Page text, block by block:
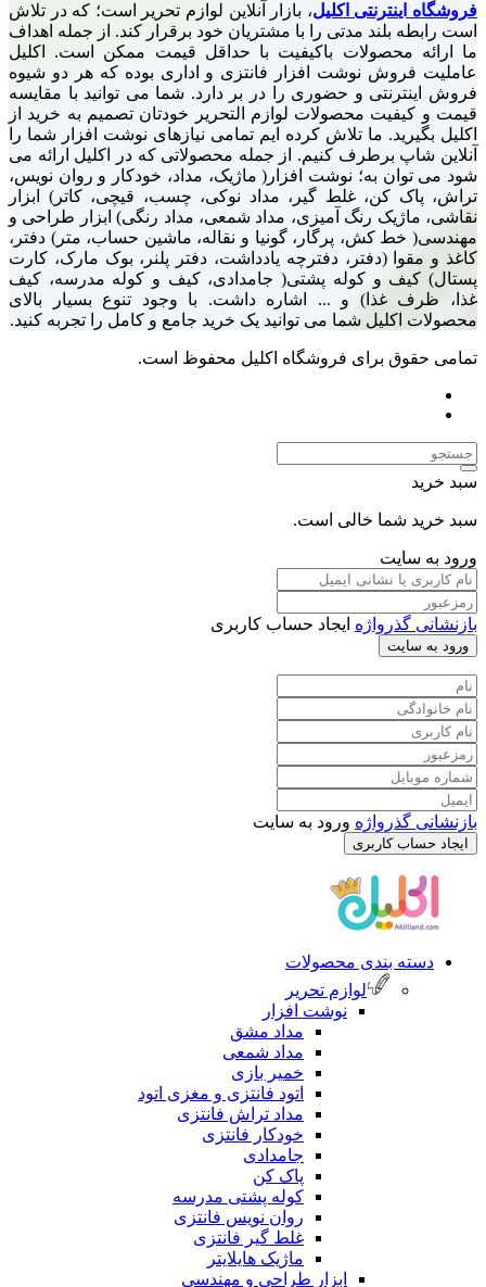
اکلیل، بازار آنلاین لوازم تحریر است؛ که در تلاش
مدتی را با مشتریان خود برقرار کند. از جمله اهداف
باکیفیت با حداقل قیمت ممکن است. اکلیل
نوشت افزار فانتزی و اداری بوده که هر دو شیوه
و حضوری را در بر دارد. شما می توانید با مقایسه
محصولات لوازم التحریر خودتان تصمیم به خرید از
ما تلاش کرده ایم تمامی نیازهای نوشت افزار شما را
برطرف کنیم. از جمله محصولاتی که در اکلیل ارائه می
به؛ نوشت افزار( ماژیک، مداد، خودکار و روان نویس،
کن، غلط گیر، مداد نوکی، چسب، قیچی، کاتر) ابزار
رنگ آمیزی، مداد شمعی، مداد رنگی) ابزار طراحی و
کش، پرگار، گونیا و نقاله، ماشین حساب، متر) دفتر،
(دفتر، دفترچه یادداشت، دفتر پلنر، بوک مارک، کارت
و کوله پشتی( جامدادی، کیف و کوله مدرسه، کیف
و ... اشاره داشت. با وجود تنوع بسیار بالای
شما می توانید یک خرید جامع و کامل را تجربه کنید.
برای فروشگاه اکلیل محفوظ است.
خالی است.
ایجاد حساب کاربری
ورود به سایت
بندی محصولات
لوازم تحریر
نوشت افزار
مداد مشق
مداد شمعی
خمیر بازی
اتود فانتزی و مغزی اتود
مداد تراش فانتزی
خودکار فانتزی
کوله پشتی مدرسه
روان نویس فانتزی
غلط گیر فانتزی
ماژیک هایلایتر
ابزار طراحی و مهندسی